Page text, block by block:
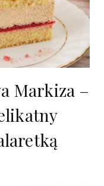
Markiza –